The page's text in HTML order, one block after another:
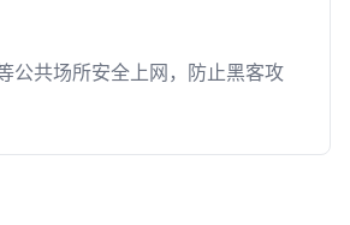
公共场所安全上网，防止黑客攻